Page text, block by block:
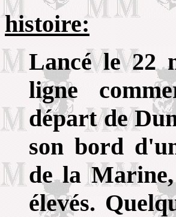
histoire:
Lancé le 22
ligne
départ de
son bord
de la
élevés.